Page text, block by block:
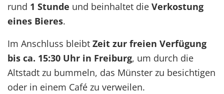
rund 1 Stunde und beinhaltet die Verkostung
eines Bieres.
Im Anschluss bleibt Zeit zur freien Verfügung
bis ca. 15:30 Uhr in Freiburg, um durch die
Altstadt zu bummeln, das Münster zu besichtigen
oder in einem Café zu verweilen.